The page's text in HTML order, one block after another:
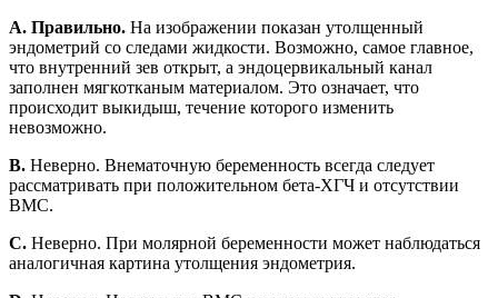
A. Правильно. На изображении показан утолщенный
эндометрий со следами жидкости. Возможно, самое главное,
что внутренний зев открыт, а эндоцервикальный канал
заполнен мягкотканым материалом. Это означает, что
происходит выкидыш, течение которого изменить
невозможно.
B. Неверно. Внематочную беременность всегда следует
рассматривать при положительном бета-ХГЧ и отсутствии
ВМС.
C. Неверно. При молярной беременности может наблюдаться
аналогичная картина утолщения эндометрия.